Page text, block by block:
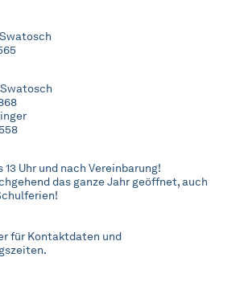
13 Uhr und nach Vereinbarung!
das ganze Jahr geöffnet, auch
für Kontaktdaten und